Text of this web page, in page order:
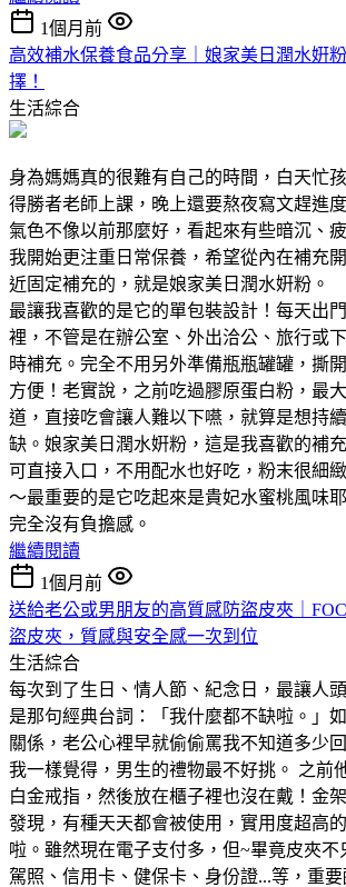
1個月前
高效補水保養食品分享｜娘家美日潤水姸
擇！
生活綜合
身為媽媽真的很難有自己的時間，白天忙
得勝者老師上課，晚上還要熬夜寫文趕進
氣色不像以前那麼好，看起來有些暗沉、
我開始更注重日常保養，希望從內在補充
近固定補充的，就是娘家美日潤水姸粉。
最讓我喜歡的是它的單包裝設計！每天出
裡，不管是在辦公室、外出洽公、旅行或
時補充。完全不用另外準備瓶瓶罐罐，撕
方便！老實說，之前吃過膠原蛋白粉，最
道，直接吃會讓人難以下嚥，就算是想持
缺。娘家美日潤水姸粉，這是我喜歡的補充
可直接入口，不用配水也好吃，粉末很細
～最重要的是它吃起來是貴妃水蜜桃風味
完全沒有負擔感。
繼續閱讀
1個月前
送給老公或男朋友的高質感防盜皮夾｜
盜皮夾，質感與安全感一次到位
生活綜合
每次到了生日、情人節、紀念日，最讓人
是那句經典台詞：「我什麼都不缺啦。」
關係，老公心裡早就偷偷罵我不知道多少
我一樣覺得，男生的禮物最不好挑。 之前
白金戒指，然後放在櫃子裡也沒在戴！金
發現，有種天天都會被使用，實用度超高
啦。雖然現在電子支付多，但~畢竟皮夾不
駕照、信用卡、健保卡、身份證...等，重